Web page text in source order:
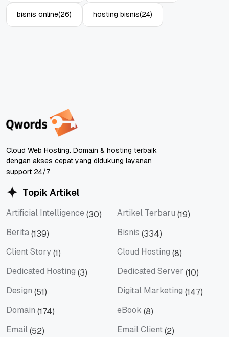
bisnis online(26) hosting bisnis(24)
Cloud Web Hosting. Domain & hosting terbaik
dengan akses cepat yang didukung layanan
support 24/7
Topik Artikel
Artificial Intelligence (30) Artikel Terbaru (19)
Berita(139) Bisnis (334)
Client Story(1) Cloud Hosting (8)
Dedicated Hosting (3) Dedicated Server (10)
Design (51) Digital Marketing (147)
Domain (174) eBook (8)
Email(52) Email Client(2)